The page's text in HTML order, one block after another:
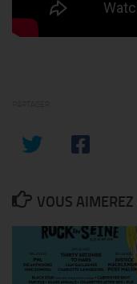
VOUS AIMEREZ